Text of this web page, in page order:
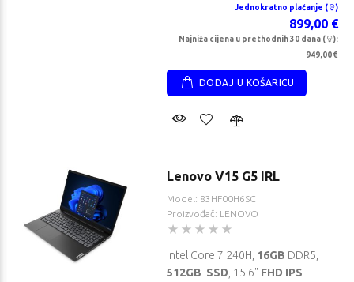
Jednokratno plaćanje ( )
899,00 €
Najniža cijena u prethodnih 30 dana (
):
949,00 €
DODAJ U KOŠARICU
Lenovo V15 G5 IRL
Model: 83HF00H6SC
Proizvođač: LENOVO
Intel Core 7 240H, 16GB DDR5,
512GB SSD , 15.6" FHD IPS